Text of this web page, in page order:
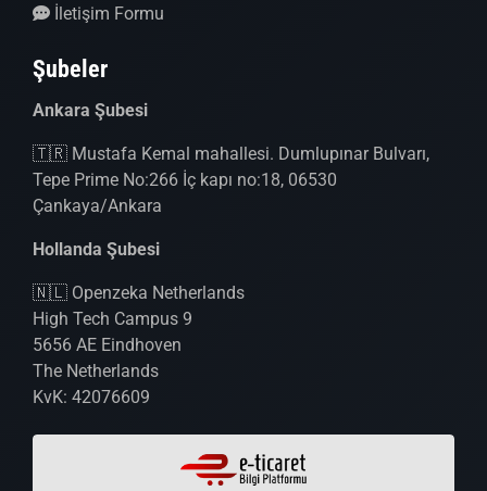
İletişim Formu
Şubeler
Ankara Şubesi
🇹🇷 Mustafa Kemal mahallesi. Dumlupınar Bulvarı,
Tepe Prime No:266 İç kapı no:18, 06530
Çankaya/Ankara
Hollanda Şubesi
🇳🇱 Openzeka Netherlands
High Tech Campus 9
5656 AE Eindhoven
The Netherlands
KvK: 42076609